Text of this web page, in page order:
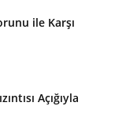
ile Karşı
Açığıyla